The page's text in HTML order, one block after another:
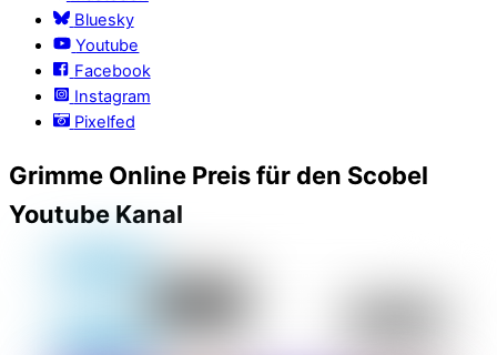
Bluesky
Youtube
Facebook
Instagram
Pixelfed
Grimme Online Preis für den Scobel
Youtube Kanal